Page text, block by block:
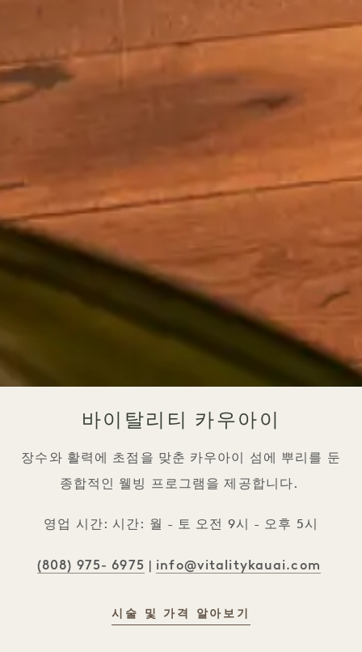
바이탈리티 카우아이
장수와 활력에 초점을 맞춘 카우아이 섬에 뿌리를 둔
종합적인 웰빙 프로그램을 제공합니다.
영업 시간: 시간: 월 - 토 오전 9시 - 오후 5시
(808) 975- 6975 info@vitalitykauai.com
시술 및 가격 알아보기